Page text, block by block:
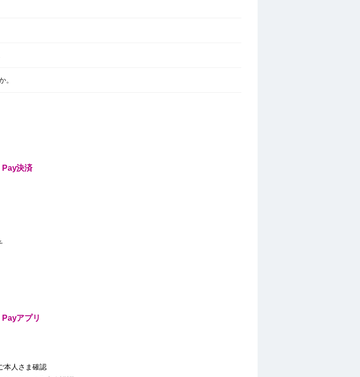
。
Pay決済
アプリ
本人さま確認